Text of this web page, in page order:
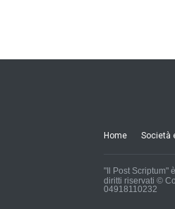
Home Società
"Il Post Scriptum"
diritti riservati ©
04918110232